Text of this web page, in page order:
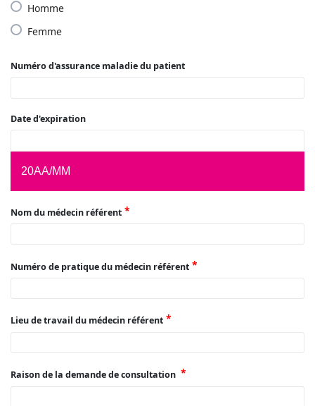
Homme
Femme
Numéro d'assurance maladie du patient
Date d'expiration
20AA/MM
Nom du médecin référent
Numéro de pratique du médecin référent
Lieu de travail du médecin référent
Raison de la demande de consultation